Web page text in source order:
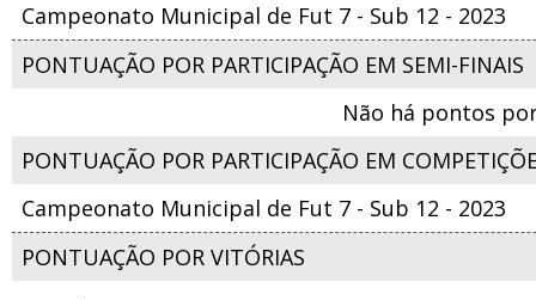
Campeonato Municipal de Fut 7 - Sub 12 - 2023
PONTUAÇÃO POR PARTICIPAÇÃO EM SEMI-FINAIS
Não há pontos
PONTUAÇÃO POR PARTICIPAÇÃO EM
Campeonato Municipal de Fut 7 - Sub 12 - 2023
PONTUAÇÃO POR VITÓRIAS